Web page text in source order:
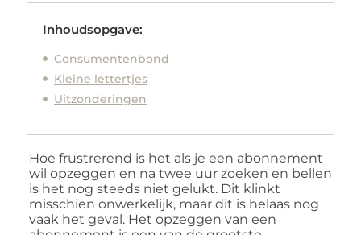
Inhoudsopgave:
Consumentenbond
Kleine lettertjes
Uitzonderingen
Hoe frustrerend is het als je een abonnement
wil opzeggen en na twee uur zoeken en bellen
is het nog steeds niet gelukt. Dit klinkt
misschien onwerkelijk, maar dit is helaas nog
vaak het geval. Het opzeggen van een